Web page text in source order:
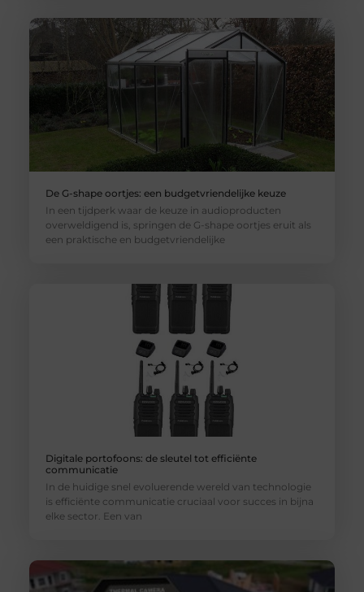
De G-shape oortjes: een budgetvriendelijke keuze
In een tijdperk waar de keuze in audioproducten
overweldigend is, springen de G-shape oortjes eruit als
een praktische en budgetvriendelijke
Digitale portofoons: de sleutel tot efficiënte
communicatie
In de huidige snel evoluerende wereld van technologie
is efficiënte communicatie cruciaal voor succes in bijna
elke sector. Een van